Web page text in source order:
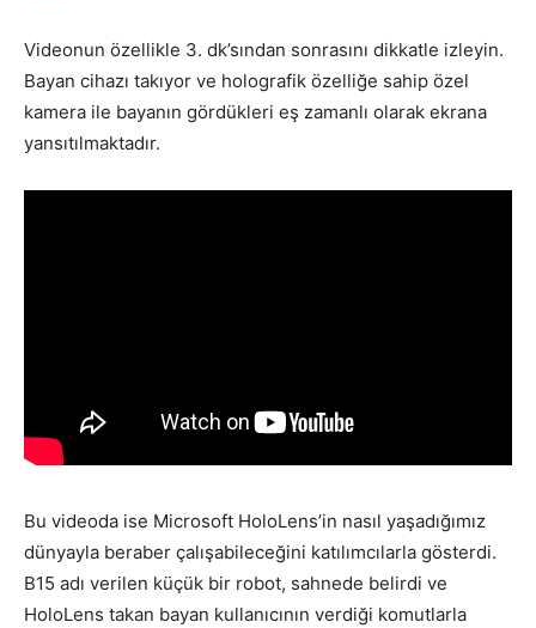
Videonun özellikle 3. dk’sından sonrasını dikkatle izleyin.
Bayan cihazı takıyor ve holografik özelliğe sahip özel
kamera ile bayanın gördükleri eş zamanlı olarak ekrana
yansıtılmaktadır.
Bu videoda ise Microsoft HoloLens’in nasıl yaşadığımız
dünyayla beraber çalışabileceğini katılımcılarla gösterdi.
B15 adı verilen küçük bir robot, sahnede belirdi ve
HoloLens takan bayan kullanıcının verdiği komutlarla